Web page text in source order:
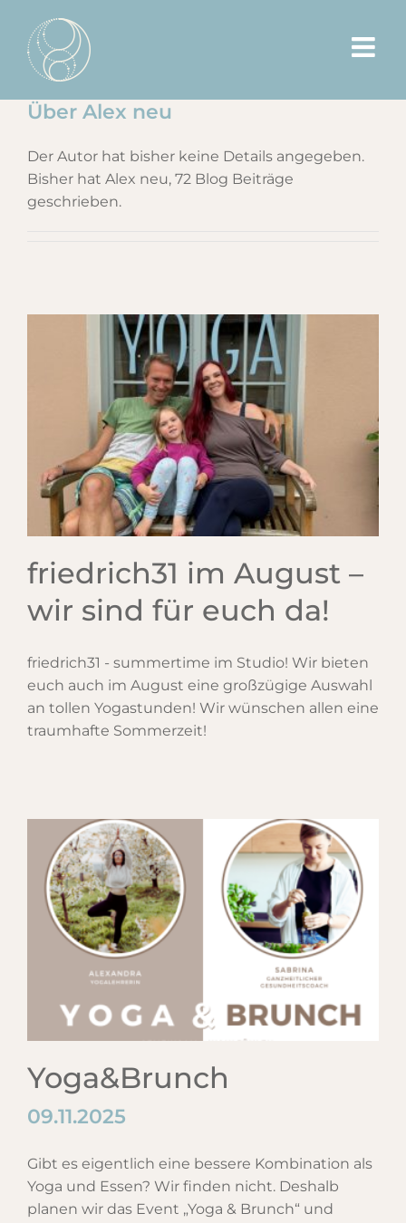
Inhalt
springen
Über Alex neu
Der Autor hat bisher keine Details angegeben.
Bisher hat Alex neu, 72 Blog Beiträge
geschrieben.
friedrich31 im August –
wir sind für euch da!
friedrich31 - summertime im Studio! Wir bieten
euch auch im August eine großzügige Auswahl
an tollen Yogastunden! Wir wünschen allen eine
traumhafte Sommerzeit!
Yoga&Brunch
09.11.2025
Gibt es eigentlich eine bessere Kombination als
Yoga und Essen? Wir finden nicht. Deshalb
planen wir das Event „Yoga & Brunch“ und